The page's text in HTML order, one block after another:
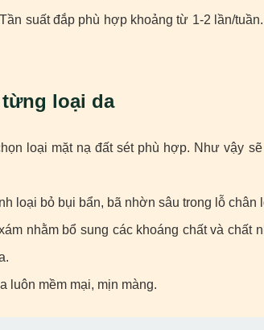
suất đắp phù hợp khoảng từ 1-2 lần/
từng loại da
loại mặt nạ đất sét phù hợp. Như vậy
loại bỏ bụi bẩn, bã nhờn sâu trong lỗ chân
nhằm bổ sung các khoáng chất và
luôn mềm mại, mịn màng.